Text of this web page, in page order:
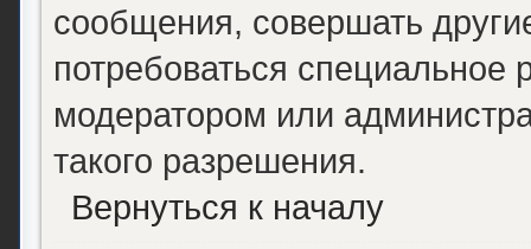
сообщения, совершать
потребоваться
модератором или
такого разрешения.
Вернуться к началу